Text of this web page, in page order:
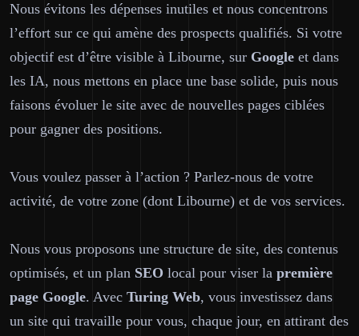
Nous évitons les dépenses inutiles et nous concentrons
l’effort sur ce qui amène des prospects qualifiés. Si votre
objectif est d’être visible à Libourne, sur Google et dans
les IA, nous mettons en place une base solide, puis nous
faisons évoluer le site avec de nouvelles pages ciblées
pour gagner des positions.
Vous voulez passer à l’action ? Parlez-nous de votre
activité, de votre zone (dont Libourne) et de vos services.
Nous vous proposons une structure de site, des contenus
optimisés, et un plan SEO local pour viser la première
page Google. Avec Turing Web, vous investissez dans
un site qui travaille pour vous, chaque jour, en attirant des